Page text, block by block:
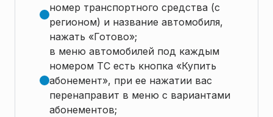
номер транспортного средства (с
регионом) и название автомобиля,
нажать «Готово»;
в меню автомобилей под каждым
номером ТС есть кнопка «Купить
абонемент», при ее нажатии вас
перенаправит в меню с вариантами
абонементов;